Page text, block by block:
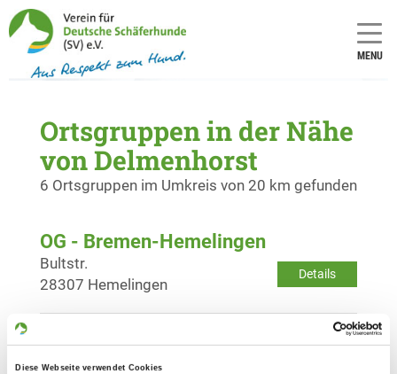
Diese Webseite verwendet Cookies
MENU
Ortsgruppen in der Nähe
von Delmenhorst
6 Ortsgruppen im Umkreis von 20 km gefunden
OG - Bremen-Hemelingen
Details
Bultstr.
28307 Hemelingen
OG - Bremen-Lesummünde
Am Wasser